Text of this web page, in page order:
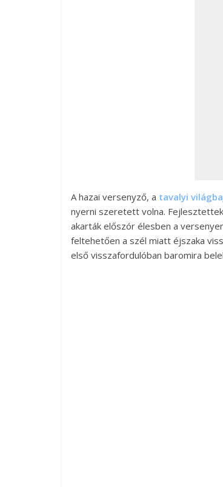
A hazai versenyző, a tavalyi
nyerni szeretett volna.
akarták előszór élesben a
feltehetően a szél miatt éjszaka
első visszafordulóban baromira